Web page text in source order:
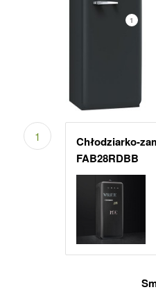
1
1
Chłodziarko-
FAB28RDBB